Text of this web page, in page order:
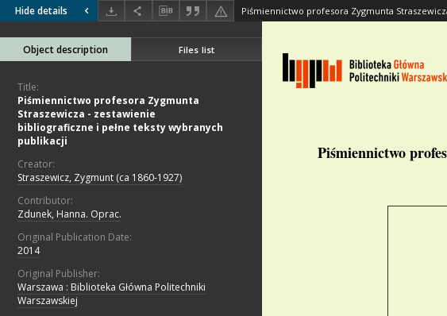
Hide details
Object description Files list
Title:
Piśmiennictwo profesora Zygmunta
Straszewicza - zestawienie
bibliograficzne i pełne teksty wybranych
publikacji
Creator:
Straszewicz, Zygmunt (ca 1860-1927)
Contributor:
Zdunek, Hanna. Oprac.
Original Publication Date:
2014
Original Publisher:
Warszawa : Biblioteka Główna Politechniki
Warszawskiej